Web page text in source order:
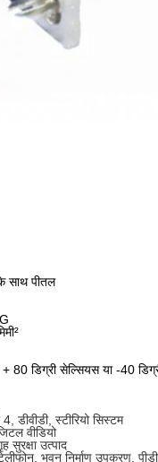
साथ पीतल
80 डिग्री सेल्सियस या -40
डीवीडी, स्टीरियो सिस्टम
वीडियो
सुरक्षा उत्पाद
भवन निर्माण उपकरण,